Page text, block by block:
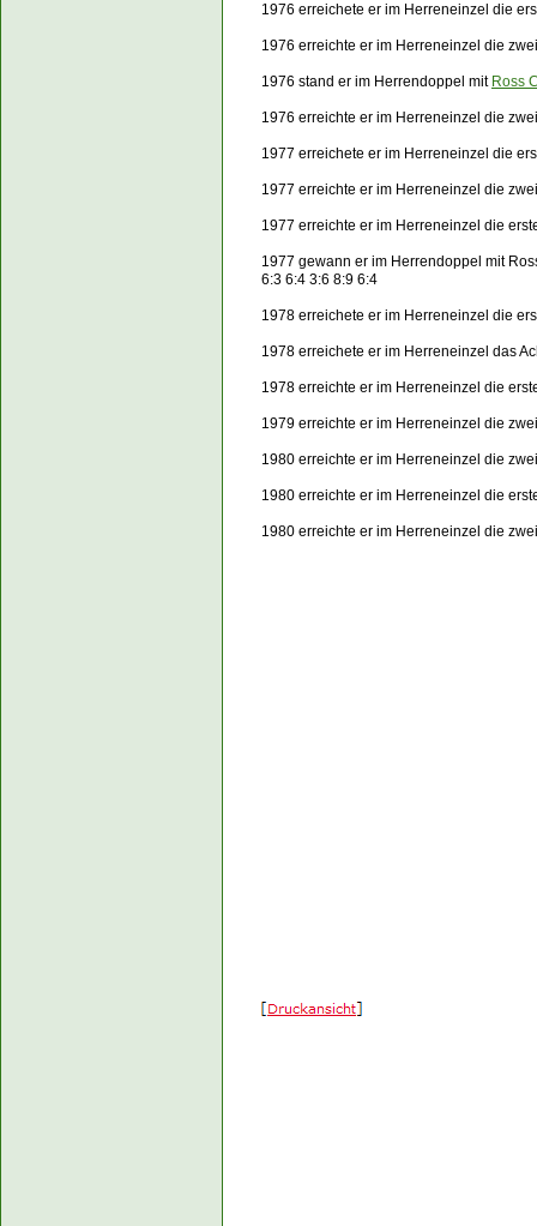
1976 erreichete er im Herreneinzel die
1976 erreichte er im Herreneinzel die
1976 stand er im Herrendoppel mit Ross
1976 erreichte er im Herreneinzel die
1977 erreichete er im Herreneinzel die
1977 erreichte er im Herreneinzel die
1977 erreichte er im Herreneinzel die
1977 gewann er im Herrendoppel mit
6:3 6:4 3:6 8:9 6:4
1978 erreichete er im Herreneinzel die
1978 erreichete er im Herreneinzel das
1978 erreichte er im Herreneinzel die
1979 erreichte er im Herreneinzel die
1980 erreichte er im Herreneinzel die
1980 erreichte er im Herreneinzel die
1980 erreichte er im Herreneinzel die